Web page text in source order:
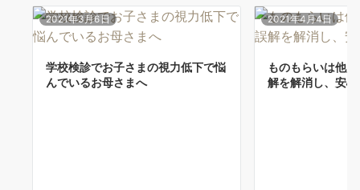
2021年3月6日
学校検診でお子さまの視力低下で悩
んでいるお母さまへ
2021年4月4日
ものもらいは他
解を解消し、安